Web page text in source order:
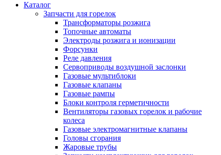
Каталог
Запчасти для горелок
Трансформаторы розжига
Топочные автоматы
Электроды розжига и ионизации
Форсунки
Реле давления
Сервоприводы воздушной заслонки
Газовые мультиблоки
Газовые клапаны
Газовые рампы
Блоки контроля герметичности
Вентиляторы газовых горелок и рабочие
колеса
Газовые электромагнитные клапаны
Головы сгорания
Жаровые трубы